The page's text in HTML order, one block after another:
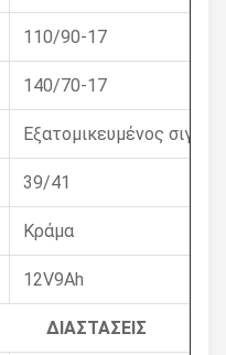
110/90-17
140/70-17
Εξατομικευμένος
39/41
Κράμα
12V9Ah
ΔΙΑΣΤΑΣΕΙΣ